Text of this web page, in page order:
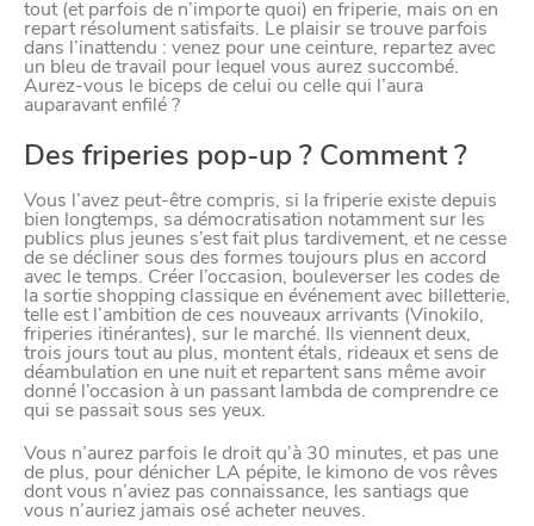
tout (et parfois de n’importe quoi) en friperie, mais on en
repart résolument satisfaits. Le plaisir se trouve parfois
dans l’inattendu : venez pour une ceinture, repartez avec
un bleu de travail pour lequel vous aurez succombé.
Aurez-vous le biceps de celui ou celle qui l’aura
auparavant enfilé ?
Des friperies pop-up ? Comment ?
Vous l’avez peut-être compris, si la friperie existe depuis
bien longtemps, sa démocratisation notamment sur les
publics plus jeunes s’est fait plus tardivement, et ne cesse
de se décliner sous des formes toujours plus en accord
avec le temps. Créer l’occasion, bouleverser les codes de
la sortie shopping classique en événement avec billetterie,
telle est l’ambition de ces nouveaux arrivants (Vinokilo,
friperies itinérantes), sur le marché. Ils viennent deux,
trois jours tout au plus, montent étals, rideaux et sens de
déambulation en une nuit et repartent sans même avoir
donné l’occasion à un passant lambda de comprendre ce
qui se passait sous ses yeux.
Vous n’aurez parfois le droit qu’à 30 minutes, et pas une
de plus, pour dénicher LA pépite, le kimono de vos rêves
dont vous n’aviez pas connaissance, les santiags que
vous n’auriez jamais osé acheter neuves.